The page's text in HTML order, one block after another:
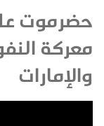
حضرموت
معركة
والإمارات